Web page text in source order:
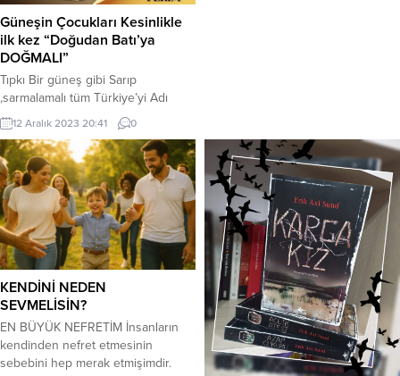
Güneşin Çocukları Kesinlikle
ilk kez “Doğudan Batı’ya
DOĞMALI”
Tıpkı Bir güneş gibi Sarıp
,sarmalamalı tüm Türkiye’yi Adı
üzerinde: Güneşin Çocukları
Anadolu’daki evlatlarıma gitmeliyim
ben Evet Evet… Hatta ve hatta yıllar
önce Gazi Mustafa Kemal ATATÜRK
gibi Demir Ağlarla örmeliyim vatanı.
Çünkü: Bu kitabım “VATAN
SEVGİSİNİ.” anlatıyor. Çocuklarım ile
ilk kitabın buluştuğu “Mutlu Anları
“bende kalsın belki de ileride...
12 Aralık 2023 20:41 0
KENDİNİ NEDEN
SEVMELİSİN?
EN BÜYÜK NEFRETİM İnsanların
kendinden nefret etmesinin
sebebini hep merak etmişimdir.